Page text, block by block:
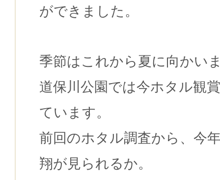
ができました。
季節はこれから夏に向かい
道保川公園では今ホタル観
ています。
前回のホタル調査から、今
翔が見られるか。